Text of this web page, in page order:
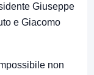
Giuseppe
e Giacomo
non